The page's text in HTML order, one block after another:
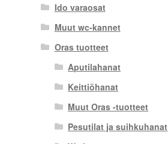
Ido varaosat
Muut wc-kannet
Oras tuotteet
Aputilahanat
Keittiöhanat
Muut Oras -tuotteet
Pesutilat ja suihkuhanat